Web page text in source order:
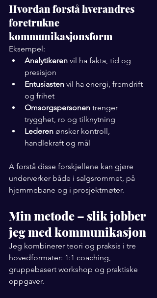
Hvordan forstå hverandres
foretrukne
kommunikasjonsform
Eksempel:
Analytikeren vil ha fakta, tid og
presisjon
Entusiasten vil ha energi, fremdrift
og frihet
Omsorgspersonen trenger
trygghet, ro og tilknytning
Lederen ønsker kontroll,
handlekraft og mål
Å forstå disse forskjellene kan gjøre
underverker både i salgsrommet, på
hjemmebane og i prosjektmøter.
Min metode – slik jobber
jeg med kommunikasjon
Jeg kombinerer teori og praksis i tre
hovedformater: 1:1 coaching,
gruppebasert workshop og praktiske
oppgaver.